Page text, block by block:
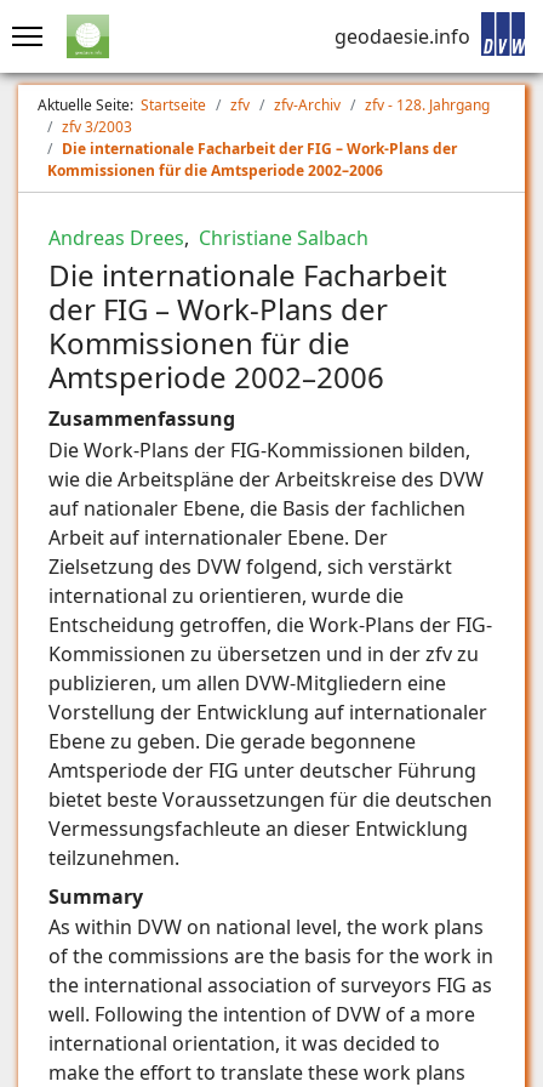
geodaesie.info
Aktuelle Seite: Startseite zfv zfv-Archiv
zfv - 128. Jahrgang
zfv 3/2003
Die internationale Facharbeit der FIG – Work-Plans der
Kommissionen für die Amtsperiode 2002–2006
Andreas Drees, Christiane Salbach
Die internationale Facharbeit
der FIG – Work-Plans der
Kommissionen für die
Amtsperiode 2002–2006
Zusammenfassung
Die Work-Plans der FIG-Kommissionen bilden,
wie die Arbeitspläne der Arbeitskreise des DVW
auf nationaler Ebene, die Basis der fachlichen
Arbeit auf internationaler Ebene. Der
Zielsetzung des DVW folgend, sich verstärkt
international zu orientieren, wurde die
Entscheidung getroffen, die Work-Plans der FIG-
Kommissionen zu übersetzen und in der zfv zu
publizieren, um allen DVW-Mitgliedern eine
Vorstellung der Entwicklung auf internationaler
Ebene zu geben. Die gerade begonnene
Amtsperiode der FIG unter deutscher Führung
bietet beste Voraussetzungen für die deutschen
Vermessungsfachleute an dieser Entwicklung
teilzunehmen.
Summary
As within DVW on national level, the work plans
of the commissions are the basis for the work in
the international association of surveyors FIG as
well. Following the intention of DVW of a more
international orientation, it was decided to
make the effort to translate these work plans